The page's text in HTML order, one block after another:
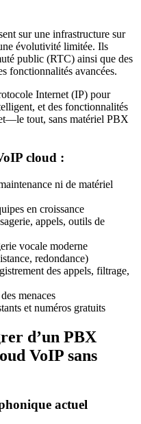
sur une infrastructure sur
évolutivité limitée. Ils
public (RTC) ainsi que des
fonctionnalités avancées.
Internet (IP) pour
et des fonctionnalités
tout, sans matériel PBX
cloud :
ni de matériel
en croissance
appels, outils de
vocale moderne
redondance)
des appels, filtrage,
menaces
et numéros gratuits
d’un PBX
VoIP sans
actuel